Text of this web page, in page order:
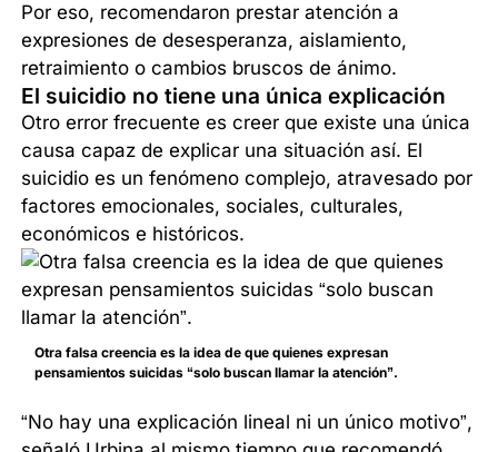
Por eso, recomendaron prestar atención a
expresiones de desesperanza, aislamiento,
retraimiento o cambios bruscos de ánimo.
El suicidio no tiene una única explicación
Otro error frecuente es creer que existe una única
causa capaz de explicar una situación así. El
suicidio es un fenómeno complejo, atravesado por
factores emocionales, sociales, culturales,
económicos e históricos.
Otra falsa creencia es la idea de que quienes expresan
pensamientos suicidas “solo buscan llamar la atención”.
“No hay una explicación lineal ni un único motivo”,